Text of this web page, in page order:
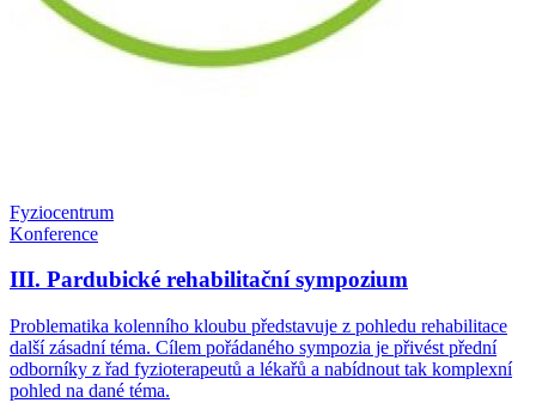
Fyziocentrum
Konference
III. Pardubické rehabilitační sympozium
Problematika kolenního kloubu představuje z pohledu rehabilitace
další zásadní téma. Cílem pořádaného sympozia je přivést přední
odborníky z řad fyzioterapeutů a lékařů a nabídnout tak komplexní
pohled na dané téma.